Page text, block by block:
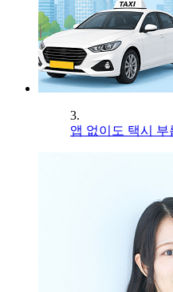
3.
앱 없이도 택시 부